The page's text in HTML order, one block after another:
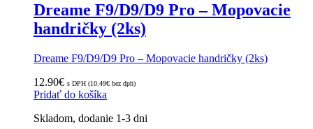
Dreame F9/D9/D9 Pro – Mopovacie
handričky (2ks)
Dreame F9/D9/D9 Pro – Mopovacie handričky (2ks)
12.90€ s DPH (10.49€ bez dph)
Pridať do košíka
Skladom, dodanie 1-3 dni